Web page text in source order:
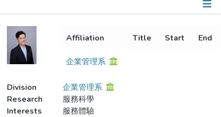
Affiliation Title Start End
企業管理系
Division
企業管理系
Research
Interests
服務科學
服務體驗